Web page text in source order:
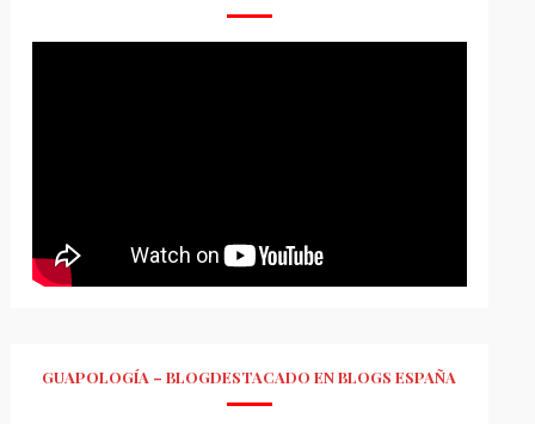
GUAPOLOGÍA – BLOGDESTACADO EN BLOGS ESPAÑA